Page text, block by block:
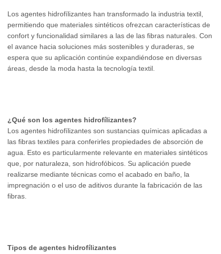
Los agentes hidrofílizantes han transformado la industria textil,
permitiendo que materiales sintéticos ofrezcan características de
confort y funcionalidad similares a las de las fibras naturales. Con
el avance hacia soluciones más sostenibles y duraderas, se
espera que su aplicación continúe expandiéndose en diversas
áreas, desde la moda hasta la tecnología textil.
¿Qué son los agentes hidrofílizantes?
Los agentes hidrofílizantes son sustancias químicas aplicadas a
las fibras textiles para conferirles propiedades de absorción de
agua. Esto es particularmente relevante en materiales sintéticos
que, por naturaleza, son hidrofóbicos. Su aplicación puede
realizarse mediante técnicas como el acabado en baño, la
impregnación o el uso de aditivos durante la fabricación de las
fibras.
Tipos de agentes hidrofílizantes